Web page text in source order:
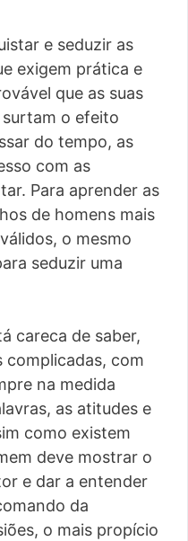
e seduzir as
exigem prática e
que as suas
o efeito
do tempo, as
com as
Para aprender as
de homens mais
o mesmo
seduzir uma
careca de saber,
complicadas, com
na medida
as atitudes e
como existem
deve mostrar o
e dar a entender
da
o mais propício